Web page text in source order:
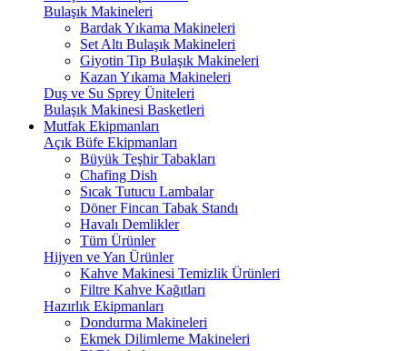
Bulaşık Makineleri
Bardak Yıkama Makineleri
Set Altı Bulaşık Makineleri
Giyotin Tip Bulaşık Makineleri
Kazan Yıkama Makineleri
Duş ve Su Sprey Üniteleri
Bulaşık Makinesi Basketleri
Mutfak Ekipmanları
Açık Büfe Ekipmanları
Büyük Teşhir Tabakları
Chafing Dish
Sıcak Tutucu Lambalar
Döner Fincan Tabak Standı
Havalı Demlikler
Tüm Ürünler
Hijyen ve Yan Ürünler
Kahve Makinesi Temizlik Ürünleri
Filtre Kahve Kağıtları
Hazırlık Ekipmanları
Dondurma Makineleri
Ekmek Dilimleme Makineleri